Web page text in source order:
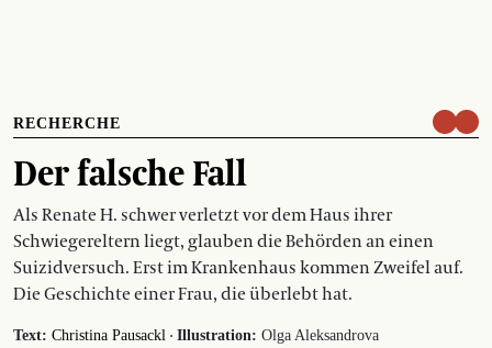
RECHERCHE
Der falsche Fall
Als Renate H. schwer verletzt vor dem Haus ihrer
Schwiegereltern liegt, glauben die Behörden an einen
Suizidversuch. Erst im Krankenhaus kommen Zweifel auf.
Die Geschichte einer Frau, die überlebt hat.
Text: Christina Pausackl · Illustration: Olga Aleksandrova